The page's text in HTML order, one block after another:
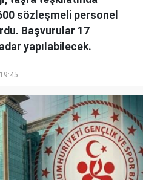
sözleşmeli personel
Başvurular 17
yapılabilecek.